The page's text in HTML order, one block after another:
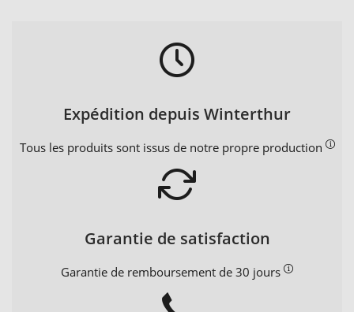
Expédition depuis Winterthur
Tous les produits sont issus de notre propre production
Garantie de satisfaction
Garantie de remboursement de 30 jours